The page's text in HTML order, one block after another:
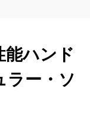
能ハンド
ラー・ソ